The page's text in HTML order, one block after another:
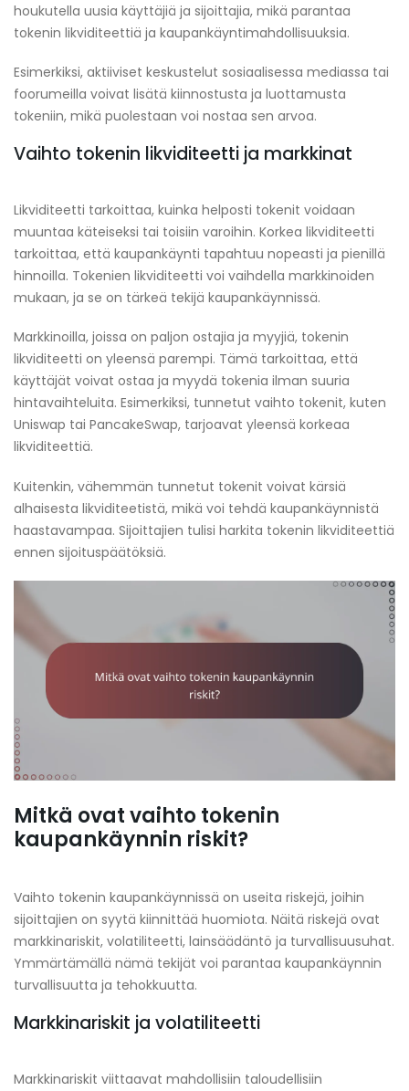
houkutella uusia käyttäjiä ja sijoittajia, mikä parantaa
tokenin likviditeettiä ja kaupankäyntimahdollisuuksia.
Esimerkiksi, aktiiviset keskustelut sosiaalisessa mediassa tai
foorumeilla voivat lisätä kiinnostusta ja luottamusta
tokeniin, mikä puolestaan voi nostaa sen arvoa.
Vaihto tokenin likviditeetti ja markkinat
Likviditeetti tarkoittaa, kuinka helposti tokenit voidaan
muuntaa käteiseksi tai toisiin varoihin. Korkea likviditeetti
tarkoittaa, että kaupankäynti tapahtuu nopeasti ja pienillä
hinnoilla. Tokenien likviditeetti voi vaihdella markkinoiden
mukaan, ja se on tärkeä tekijä kaupankäynnissä.
Markkinoilla, joissa on paljon ostajia ja myyjiä, tokenin
likviditeetti on yleensä parempi. Tämä tarkoittaa, että
käyttäjät voivat ostaa ja myydä tokenia ilman suuria
hintavaihteluita. Esimerkiksi, tunnetut vaihto tokenit, kuten
Uniswap tai PancakeSwap, tarjoavat yleensä korkeaa
likviditeettiä.
Kuitenkin, vähemmän tunnetut tokenit voivat kärsiä
alhaisesta likviditeetistä, mikä voi tehdä kaupankäynnistä
haastavampaa. Sijoittajien tulisi harkita tokenin likviditeettiä
ennen sijoituspäätöksiä.
Mitkä ovat vaihto tokenin
kaupankäynnin riskit?
Vaihto tokenin kaupankäynnissä on useita riskejä, joihin
sijoittajien on syytä kiinnittää huomiota. Näitä riskejä ovat
markkinariskit, volatiliteetti, lainsäädäntö ja turvallisuusuhat.
Ymmärtämällä nämä tekijät voi parantaa kaupankäynnin
turvallisuutta ja tehokkuutta.
Markkinariskit ja volatiliteetti
Markkinariskit viittaavat mahdollisiin taloudellisiin